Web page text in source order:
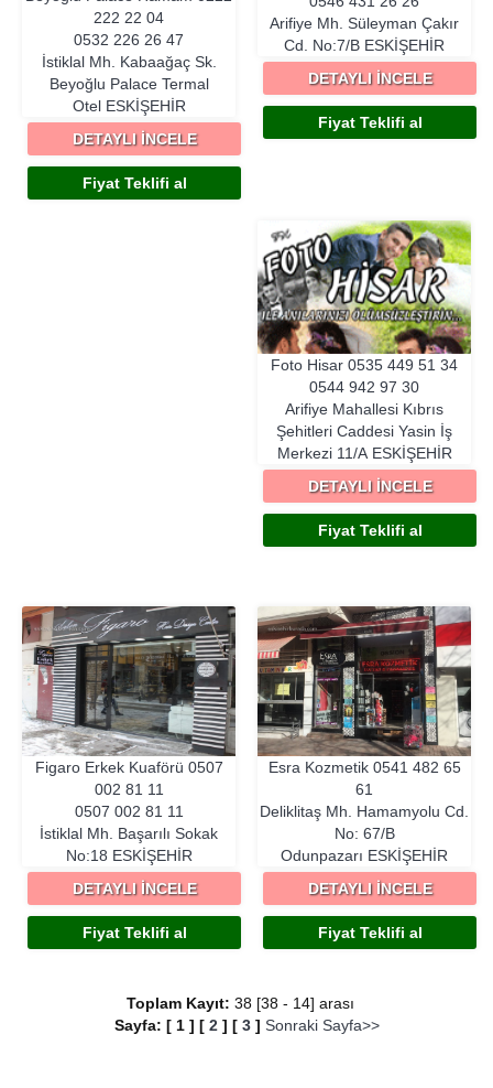
222 22 04
0532 226 26 47
İstiklal Mh. Kabaağaç Sk.
Beyoğlu Palace Termal
Otel ESKIŞEHIR
DETAYLI İNCELE
Fiyat Teklifi al
Arifiye Mh. Süleyman Çakır
Cd. No:7/B ESKIŞEHIR
DETAYLI İNCELE
Fiyat Teklifi al
Foto Hisar 0535 449 51 34
0544 942 97 30
Arifiye Mahallesi Kıbrıs
Şehitleri Caddesi Yasin İş
Merkezi 11/A ESKIŞEHIR
DETAYLI İNCELE
Fiyat Teklifi al
Figaro Erkek Kuaförü 0507
002 81 11
0507 002 81 11
İstiklal Mh. Başarılı Sokak
No:18 ESKIŞEHIR
DETAYLI İNCELE
Fiyat Teklifi al
Esra Kozmetik 0541 482 65
61
Deliklitaş Mh. Hamamyolu Cd.
No: 67/B
Odunpazarı ESKIŞEHIR
DETAYLI İNCELE
Fiyat Teklifi al
Toplam Kayıt: 38 [38 - 14] arası
Sayfa: [ 1] [ 2] [ 3] Sonraki Sayfa>>